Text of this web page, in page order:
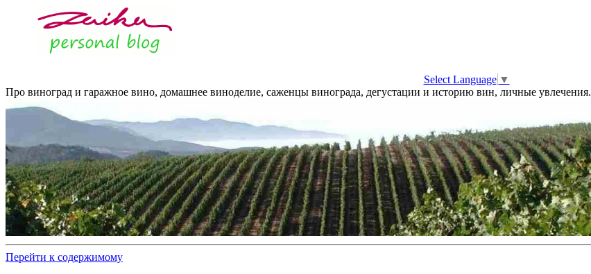
Select Language ▼
Про виноград и гаражное вино, домашнее виноделие, саженцы винограда, дегустации и историю вин, личные увлечения.
Перейти к содержимому